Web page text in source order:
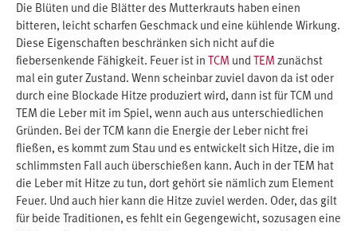
Die Blüten und die Blätter des Mutterkrauts haben einen
bitteren, leicht scharfen Geschmack und eine kühlende Wirkung.
Diese Eigenschaften beschränken sich nicht auf die
fiebersenkende Fähigkeit. Feuer ist in TCM und TEM zunächst
mal ein guter Zustand. Wenn scheinbar zuviel davon da ist oder
durch eine Blockade Hitze produziert wird, dann ist für TCM und
TEM die Leber mit im Spiel, wenn auch aus unterschiedlichen
Gründen. Bei der TCM kann die Energie der Leber nicht frei
fließen, es kommt zum Stau und es entwickelt sich Hitze, die im
schlimmsten Fall auch überschießen kann. Auch in der TEM hat
die Leber mit Hitze zu tun, dort gehört sie nämlich zum Element
Feuer. Und auch hier kann die Hitze zuviel werden. Oder, das gilt
für beide Traditionen, es fehlt ein Gegengewicht, sozusagen eine